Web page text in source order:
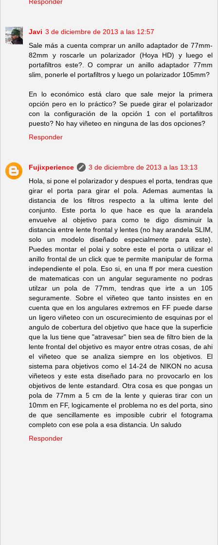
Javi 3 de diciembre de 2013 a las 12:57
Sale más a cuenta comprar un anillo adaptador de 77mm-
82mm y roscarle un polarizador (Hoya HD) y luego el
portafiltros este?. O comprar un anillo adaptador 77mm
slim, ponerle el portafiltros y luego un polarizador 105mm?
En lo económico está claro que sale mejor la primera
opción pero en lo práctico? Se puede girar el polarizador
con la configuración de la opción 1 con el portafiltros
puesto? No hay viñeteo en ninguna de las dos opciones?
Responder
Fujixperience
3 de diciembre de 2013 a las 13:13
Hola, si pone el polarizador y despues el porta, tendras que
girar el porta para girar el pola. Ademas aumentas la
distancia de los filtros respecto a la ultima lente del
conjunto. Este porta lo que hace es que la arandela
envuelve al objetivo para como te digo disminuir la
distancia entre lente frontal y lentes (no hay arandela SLIM,
solo un modelo diseñado especialmente para este).
Puedes montar el polai y sobre este el porta o utilizar el
anillo frontal de un click que te permite manipular de forma
independiente el pola. Eso si, en una ff por mera cuestion
de matematicas con un angular seguramente no podras
utilzar un pola de 77mm, tendras que irte a un 105
seguramente. Sobre el viñeteo que tanto insistes en en
cuenta que en los angulares extremos en FF puede darse
un ligero viñeteo con un oscurecimiento de esquinas por el
angulo de cobertura del objetivo que hace que la superficie
que la lus tiene que "atravesar" bien sea de filtro bien de la
lente frontal del objetivo es mayor entre otras cosas, de ahi
el viñeteo que se analiza siempre en los objetivos. El
sistema para objetivos como el 14-24 de NIKON no acusa
viñeteos y este esta diseñado para no provocarlo en los
objetivos de lente estandard. Otra cosa es que pongas un
pola de 77mm a 5 cm de la lente y quieras tirar con un
10mm en FF, logicamente el problema no es del porta, sino
de que sencillamente es imposible cubrir el fotograma
completo con ese pola a esa distancia. Un saludo
Responder